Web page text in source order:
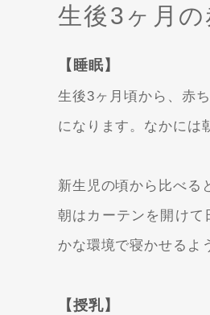
生後3ヶ月
【睡眠】
生後3ヶ月頃から、赤
になります。なかには
新生児の頃から比べる
朝はカーテンを開けて
かな環境で寝かせるよ
【授乳】